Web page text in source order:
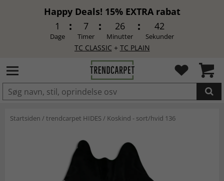
Happy Deals! 15% EXTRA rabat
1
Dage
7
Timer
26
Minutter
42
Sekunder
TC CLASSIC + TC PLAIN
LAGT I INDKØBSKURVEN.
Startsiden /trendcarpet HIDES/ Koskind - sort/hvid 136